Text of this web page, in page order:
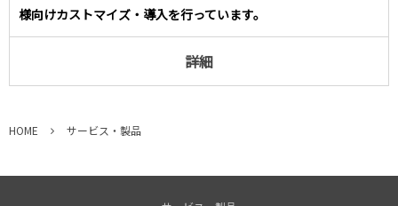
様向けカストマイズ・導入を行っています。
詳細
HOME サービス・製品